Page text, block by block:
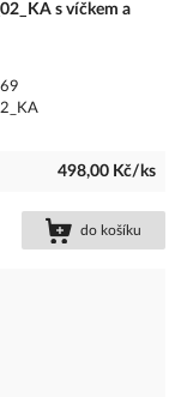
s víčkem a
498,00 Kč/ks
do košíku